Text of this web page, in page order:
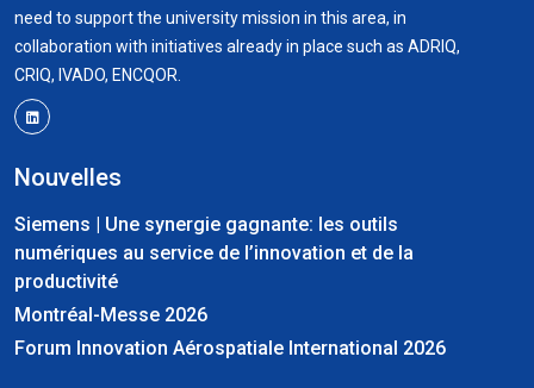
need to support the university mission in this area, in
collaboration with initiatives already in place such as ADRIQ,
CRIQ, IVADO, ENCQOR.
Nouvelles
Siemens | Une synergie gagnante: les outils
numériques au service de l’innovation et de la
productivité
Montréal-Messe 2026
Forum Innovation Aérospatiale International 2026